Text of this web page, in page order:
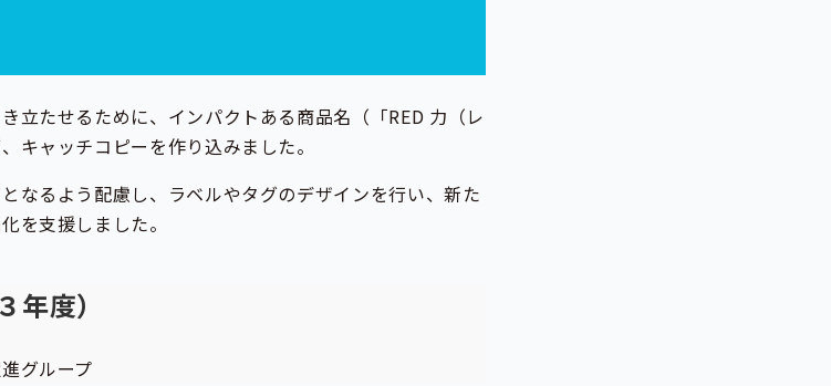
立たせるために、インパクトある商品名（「RED 力（レ
キャッチコピーを作り込みました。
なるよう配慮し、ラベルやタグのデザインを行い、新た
を支援しました。
度）
グループ